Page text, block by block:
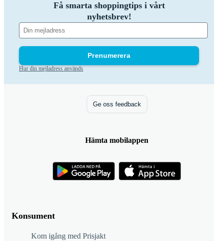
Få smarta shoppingtips i vårt
nyhetsbrev!
Prenumerera
Hur din mejladress används
Konsument
Kom igång med Prisjakt
Ge oss feedback
Hämta mobilappen